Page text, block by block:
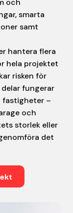
smarta
samt
hantera flera
hela projektet
risken för
fungerar
fastigheter –
och
storlek eller
det